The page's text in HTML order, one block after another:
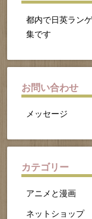
都内で日英ラン
集です
お問い合わせ
メッセージ
カテゴリー
アニメと漫画
ネットショップ